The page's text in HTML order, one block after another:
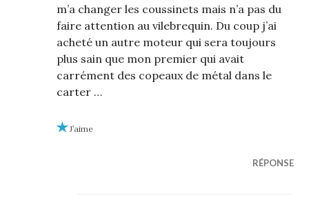
m’a changer les coussinets mais n’a pas du
faire attention au vilebrequin. Du coup j’ai
acheté un autre moteur qui sera toujours
plus sain que mon premier qui avait
carrément des copeaux de métal dans le
carter …
J’aime
RÉPONSE